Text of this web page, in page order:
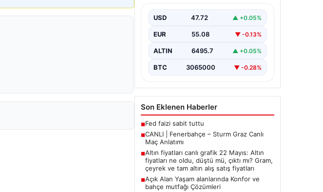
USD 47.72 ▲ +0.05%
EUR 55.08 ▼ -0.13%
ALTIN 6495.7 ▲ +0.05%
BTC 3065000 ▼ -0.28%
Son Eklenen Haberler
■Fed faizi sabit tuttu
■CANLI | Fenerbahçe – Sturm Graz Canlı
Maç Anlatımı
■Altın fiyatları canlı grafik 22 Mayıs: Altın
fiyatları ne oldu, düştü mü, çıktı mı? Gram,
çeyrek ve tam altın alış satış fiyatları
■Açık Alan Yaşam alanlarında Konfor ve
bahçe mutfağı Çözümleri